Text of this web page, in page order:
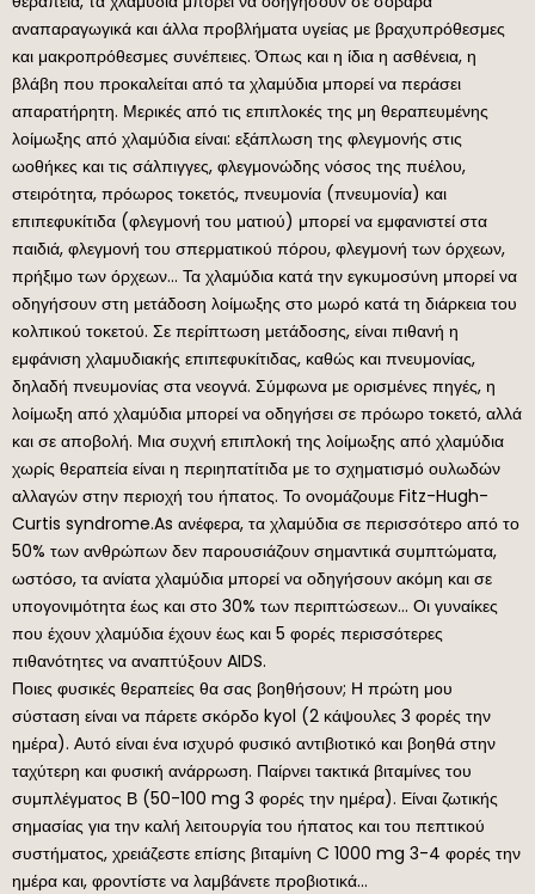
αναπαραγωγικά και άλλα προβλήματα υγείας με βραχυπρόθεσμες
και μακροπρόθεσμες συνέπειες. Όπως και η ίδια η ασθένεια, η
βλάβη που προκαλείται από τα χλαμύδια μπορεί να περάσει
απαρατήρητη. Μερικές από τις επιπλοκές της μη θεραπευμένης
λοίμωξης από χλαμύδια είναι: εξάπλωση της φλεγμονής στις
ωοθήκες και τις σάλπιγγες, φλεγμονώδης νόσος της πυέλου,
στειρότητα, πρόωρος τοκετός, πνευμονία (πνευμονία) και
επιπεφυκίτιδα (φλεγμονή του ματιού) μπορεί να εμφανιστεί στα
παιδιά, φλεγμονή του σπερματικού πόρου, φλεγμονή των όρχεων,
πρήξιμο των όρχεων… Τα χλαμύδια κατά την εγκυμοσύνη μπορεί να
οδηγήσουν στη μετάδοση λοίμωξης στο μωρό κατά τη διάρκεια του
κολπικού τοκετού. Σε περίπτωση μετάδοσης, είναι πιθανή η
εμφάνιση χλαμυδιακής επιπεφυκίτιδας, καθώς και πνευμονίας,
δηλαδή πνευμονίας στα νεογνά. Σύμφωνα με ορισμένες πηγές, η
λοίμωξη από χλαμύδια μπορεί να οδηγήσει σε πρόωρο τοκετό, αλλά
και σε αποβολή. Μια συχνή επιπλοκή της λοίμωξης από χλαμύδια
χωρίς θεραπεία είναι η περιηπατίτιδα με το σχηματισμό ουλωδών
αλλαγών στην περιοχή του ήπατος. Το ονομάζουμε Fitz-Hugh-
Curtis syndrome.As ανέφερα, τα χλαμύδια σε περισσότερο από το
50% των ανθρώπων δεν παρουσιάζουν σημαντικά συμπτώματα,
ωστόσο, τα ανίατα χλαμύδια μπορεί να οδηγήσουν ακόμη και σε
υπογονιμότητα έως και στο 30% των περιπτώσεων… Οι γυναίκες
που έχουν χλαμύδια έχουν έως και 5 φορές περισσότερες
πιθανότητες να αναπτύξουν AIDS.
Ποιες φυσικές θεραπείες θα σας βοηθήσουν; Η πρώτη μου
σύσταση είναι να πάρετε σκόρδο kyol (2 κάψουλες 3 φορές την
ημέρα). Αυτό είναι ένα ισχυρό φυσικό αντιβιοτικό και βοηθά στην
ταχύτερη και φυσική ανάρρωση. Παίρνει τακτικά βιταμίνες του
συμπλέγματος Β (50-100 mg 3 φορές την ημέρα). Είναι ζωτικής
σημασίας για την καλή λειτουργία του ήπατος και του πεπτικού
συστήματος, χρειάζεστε επίσης βιταμίνη C 1000 mg 3-4 φορές την
ημέρα και, φροντίστε να λαμβάνετε προβιοτικά…